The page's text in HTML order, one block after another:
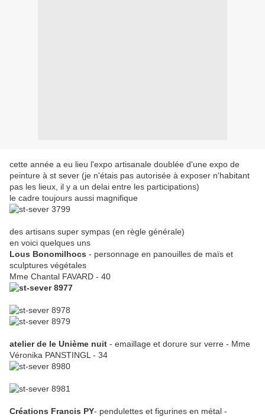
cette année a eu lieu l'expo artisanale doublée d'une expo de
peinture à st sever (je n'étais pas autorisée à exposer n'habitant
pas les lieux, il y a un delai entre les participations)
le cadre toujours aussi magnifique
des artisans super sympas (en règle générale)
en voici quelques uns
Lous Bonomilhocs - personnage en panouilles de maïs et
sculptures végétales
Mme Chantal FAVARD - 40
atelier de le Unième nuit - emaillage et dorure sur verre - Mme
Véronika PANSTINGL - 34
Créations Francis PY- pendulettes et figurines en métal -